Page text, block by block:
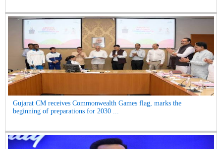
Gujarat CM receives Commonwealth Games flag, marks the
beginning of preparations for 2030 ...